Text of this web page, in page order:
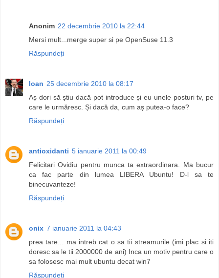
Anonim 22 decembrie 2010 la 22:44
Mersi mult...merge super si pe OpenSuse 11.3
Răspundeți
Ioan 25 decembrie 2010 la 08:17
Aș dori să știu dacă pot introduce și eu unele posturi tv, pe
care le urmăresc. Și dacă da, cum aș putea-o face?
Răspundeți
antioxidanti 5 ianuarie 2011 la 00:49
Felicitari Ovidiu pentru munca ta extraordinara. Ma bucur
ca fac parte din lumea LIBERA Ubuntu! D-l sa te
binecuvanteze!
Răspundeți
onix 7 ianuarie 2011 la 04:43
prea tare... ma intreb cat o sa tii streamurile (imi plac si iti
doresc sa le tii 2000000 de ani) Inca un motiv pentru care o
sa folosesc mai mult ubuntu decat win7
Răspundeți